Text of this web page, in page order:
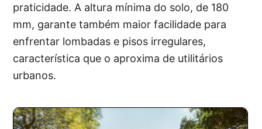
praticidade. A altura mínima do solo, de 180
mm, garante também maior facilidade para
enfrentar lombadas e pisos irregulares,
característica que o aproxima de utilitários
urbanos.